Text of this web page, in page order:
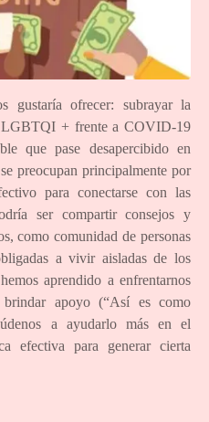
gustaría ofrecer: subrayar la
LGBTQI + frente a COVID-19
que pase desapercibido en
preocupan principalmente por
para conectarse con las
ser compartir consejos y
como comunidad de personas
a vivir aisladas de los
aprendido a enfrentarnos
apoyo (“Así es como
a ayudarlo más en el
efectiva para generar cierta